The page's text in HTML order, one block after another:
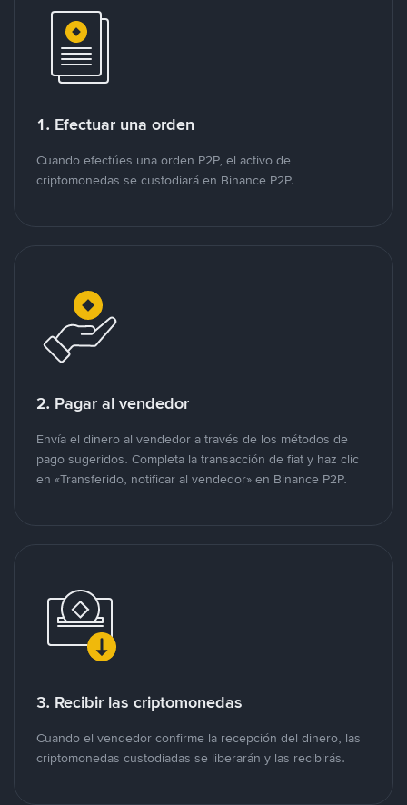
1. Efectuar una orden
Cuando efectúes una orden P2P, el activo de
criptomonedas se custodiará en Binance P2P.
2. Pagar al vendedor
Envía el dinero al vendedor a través de los métodos de
pago sugeridos. Completa la transacción de fiat y haz clic
en «Transferido, notificar al vendedor» en Binance P2P.
3. Recibir las criptomonedas
Cuando el vendedor confirme la recepción del dinero, las
criptomonedas custodiadas se liberarán y las recibirás.